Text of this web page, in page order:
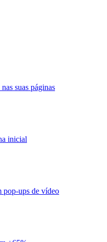
suas páginas
inicial
pop-ups de vídeo